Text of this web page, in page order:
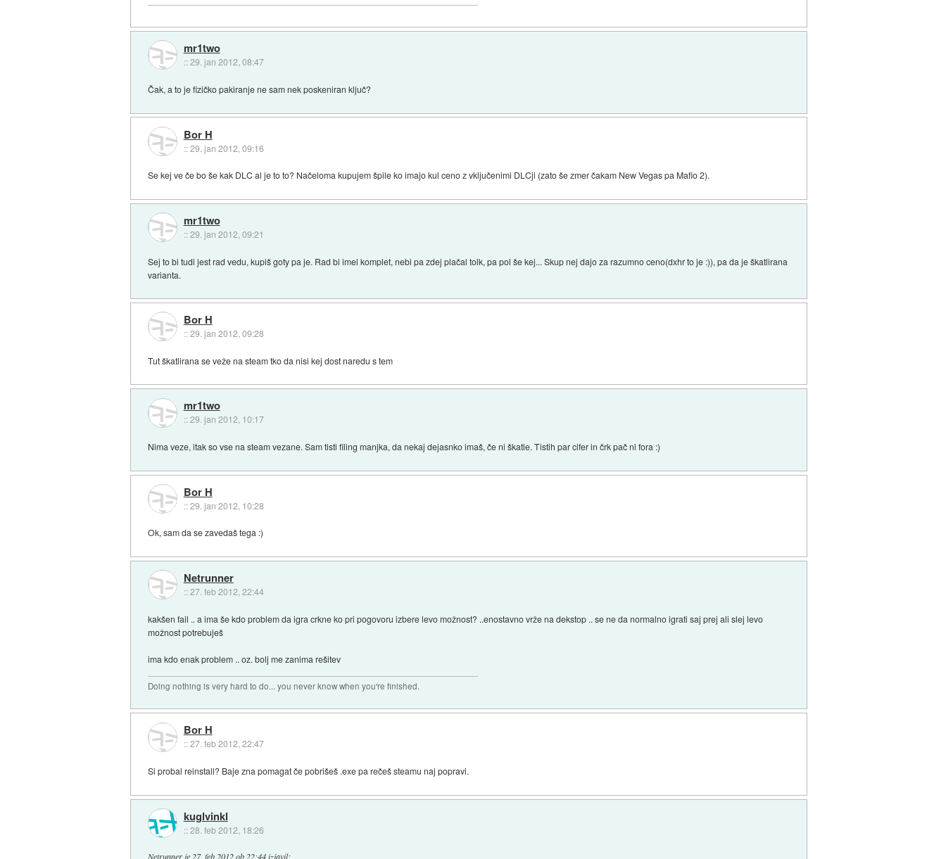
mr1two
::29. jan 2012, 08:47
Čak, a to je fizičko pakiranje ne sam nek poskeniran ključ?
Bor H
::29. jan 2012, 09:16
Se kej ve če bo še kak DLC al je to to? Načeloma kupujem špile ko imajo kul ceno z vključenimi DLCji (zato še zmer čakam New Vegas pa Mafio 2).
mr1two
::29. jan 2012, 09:21
Sej to bi tudi jest rad vedu, kupiš goty pa je. Rad bi imel komplet, nebi pa zdej plačal tolk, pa pol še kej... Skup nej dajo za razumno ceno(dxhr to je :)), pa da je škatlirana
varianta.
Bor H
::29. jan 2012, 09:28
Tut škatlirana se veže na steam tko da nisi kej dost naredu s tem
mr1two
::29. jan 2012, 10:17
Nima veze, itak so vse na steam vezane. Sam tisti filing manjka, da nekaj dejasnko imaš, če ni škatle. Tistih par cifer in črk pač ni fora :)
Bor H
::29. jan 2012, 10:28
Ok, sam da se zavedaš tega :)
Netrunner
::27. feb 2012, 22:44
kakšen fail .. a ima še kdo problem da igra crkne ko pri pogovoru izbere levo možnost? ..enostavno vrže na dekstop .. se ne da normalno igrati saj prej ali slej levo
možnost potrebuješ
ima kdo enak problem .. oz. bolj me zanima rešitev
Doing nothing is very hard to do... you never know when you're finished.
Bor H
::27. feb 2012, 22:47
Si probal reinstall? Baje zna pomagat če pobrišeš .exe pa rečeš steamu naj popravi.
kuglvinkl
::28. feb 2012, 18:26
Netrunnerje27. feb 2012 ob 22:44 izjavil: